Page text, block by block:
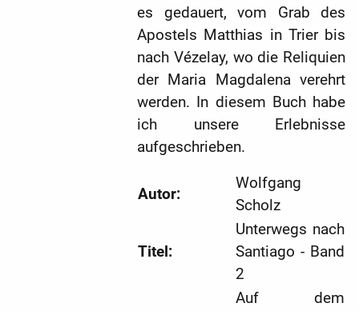
es gedauert, vom Grab des
Apostels Matthias in Trier bis
nach Vézelay, wo die Reliquien
der Maria Magdalena verehrt
werden. In diesem Buch habe
ich unsere Erlebnisse
aufgeschrieben.
Autor:
Wolfgang
Scholz
Titel:
Unterwegs nach
Santiago - Band
2
Auf dem